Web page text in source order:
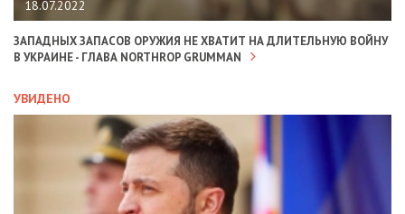
18.07.2022
ЗАПАДНЫХ ЗАПАСОВ ОРУЖИЯ НЕ ХВАТИТ НА ДЛИТЕЛЬНУЮ ВОЙНУ
В УКРАИНЕ - ГЛАВА NORTHROP GRUMMAN
УВИДЕНО